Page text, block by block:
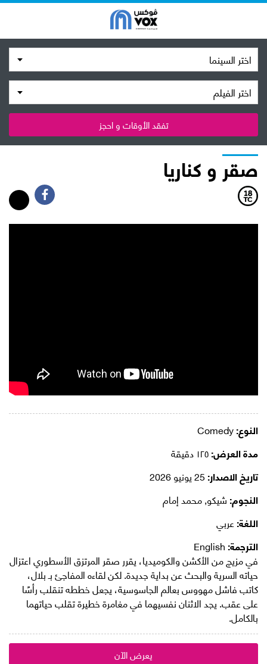
اختر السينما
اختر الفيلم
تفقد الأوقات و احجز
صقر و كناريا
النوع:
مدة العرض:
تاريخ الاصدار:
النجوم:شيكو, محمد إمام
اللغة:عربي
الترجمة:
في مزيج من الأكشن والكوميديا، يقرر صقر المرتزق الأسطوري اعتزال
حياته السرية والبحث عن بداية جديدة. لكن لقاءه المفاجئ بـ بلال،
كاتب فاشل مهووس بعالم الجاسوسية، يجعل خططه تنقلب رأسًا
على عقب. يجد الاثنان نفسيهما في مغامرة خطيرة تقلب حياتهما
بالكامل.
يعرض الآن